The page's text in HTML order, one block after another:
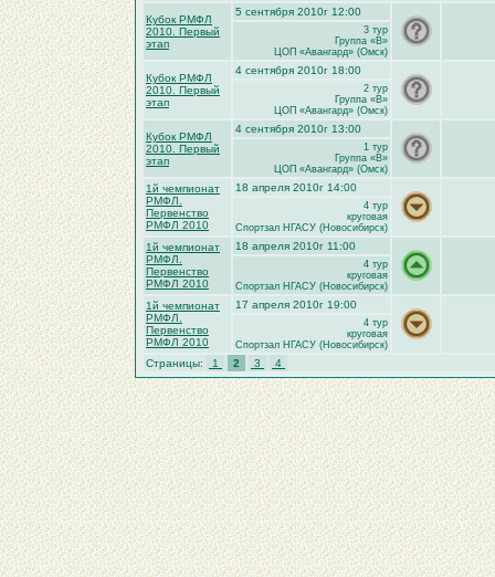
Кубок РМФЛ
2010. Первый
этап
5 сентября 2010г 12:00
3 тур
Группа «B»
ЦОП «Авангард» (Омск)
Кубок РМФЛ
2010. Первый
этап
4 сентября 2010г 18:00
2 тур
Группа «B»
ЦОП «Авангард» (Омск)
Кубок РМФЛ
2010. Первый
этап
4 сентября 2010г 13:00
1 тур
Группа «B»
ЦОП «Авангард» (Омск)
1й чемпионат
РМФЛ.
Первенство
РМФЛ 2010
18 апреля 2010г 14:00
4 тур
круговая
Спортзал НГАСУ (Новосибирск)
1й чемпионат
РМФЛ.
Первенство
РМФЛ 2010
18 апреля 2010г 11:00
4 тур
круговая
Спортзал НГАСУ (Новосибирск)
1й чемпионат
РМФЛ.
Первенство
РМФЛ 2010
17 апреля 2010г 19:00
4 тур
круговая
Спортзал НГАСУ (Новосибирск)
Страницы: 1 2 3 4